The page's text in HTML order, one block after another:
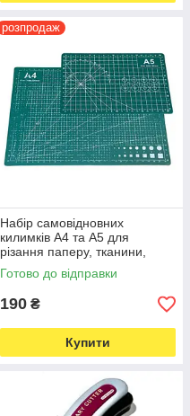
розпродаж
Набір самовідновних
килимків А4 та А5 для
різання паперу, тканини,
шкіри (7212)
Готово до відправки
190 ₴
Купити